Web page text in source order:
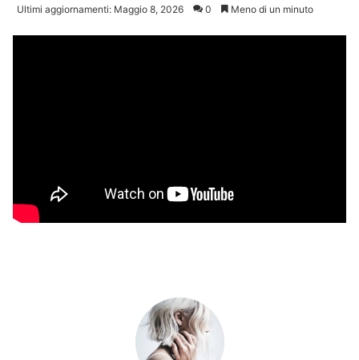
Ultimi aggiornamenti: Maggio 8, 2026 0 Meno di un minuto